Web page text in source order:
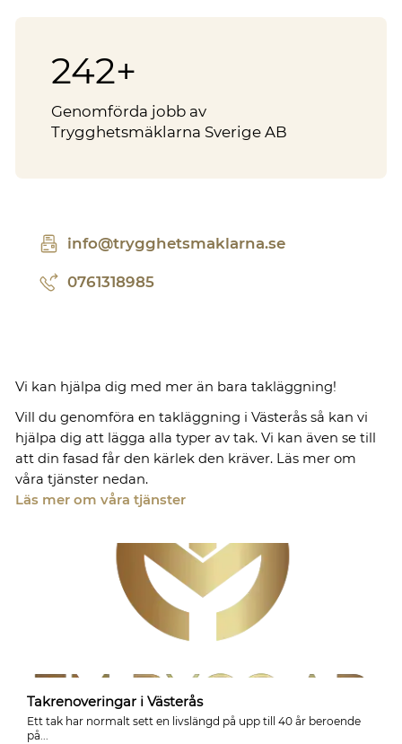
250+
Genomförda jobb av
Trygghetsmäklarna Sverige AB
info@trygghetsmaklarna.se
0761318985
Vi kan hjälpa dig med mer än bara takläggning!
Vill du genomföra en takläggning i Västerås så kan vi
hjälpa dig att lägga alla typer av tak. Vi kan även se till
att din fasad får den kärlek den kräver. Läs mer om
våra tjänster nedan.
Läs mer om våra tjänster
Takrenoveringar i Västerås
Ett tak har normalt sett en livslängd på upp till 40 år beroende
på...